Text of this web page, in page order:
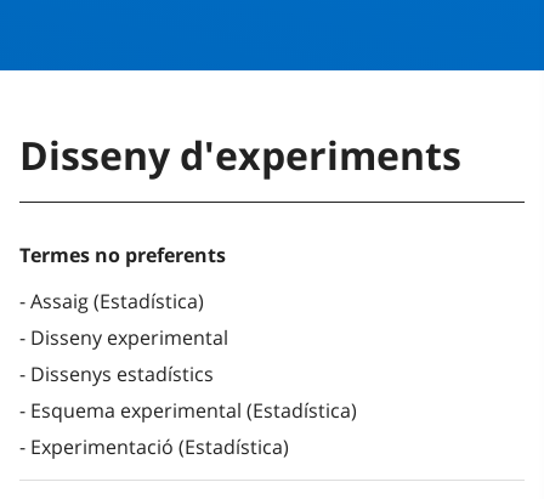
Disseny d'experiments
Termes no preferents
Assaig (Estadística)
Disseny experimental
Dissenys estadístics
Esquema experimental (Estadística)
Experimentació (Estadística)